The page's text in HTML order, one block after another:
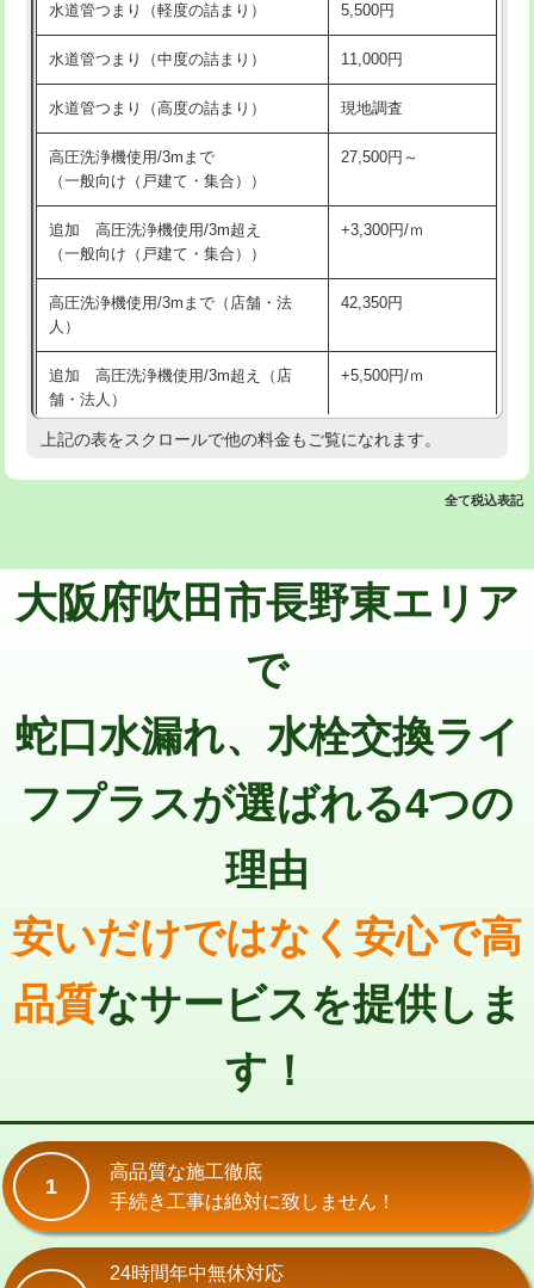
洗面台設置 38,500円
化粧台設置 22,000円
追加人工 16,500円
廃棄・処分 現場見積
※給水管工事は20mmまでの価格です。
交換・取付(排水栓・排水トラップ
22,000円+材料費
持込商品取付（混合水栓）
持込商品取付（浄水器・分岐水栓） 16,500円
業）
排水管工事（追加 排水管工事/3ｍ超
え）
マス交換（土の掘削・埋め戻し作業） 11,000円~
マス交換（深さ50㎝以上） 66,000円
コンクリート斫り（厚さ10㎝超え）
モルタル補修（厚さ10㎝まで） 27,500円
モルタル補修（厚さ10㎝超え）
追加人工 16,500円
水道管つまり（軽度の詰まり） 5,500円
水道管つまり（中度の詰まり） 11,000円
水道管つまり（高度の詰まり） 現地調査
高圧洗浄機使用/3mまで
（一般向け（戸建て・集合））
27,500円～
追加 高圧洗浄機使用/3m超え
（一般向け（戸建て・集合））
+3,300円/ｍ
高圧洗浄機使用/3mまで（店舗・法
人）
42,350円
追加 高圧洗浄機使用/3m超え（店
舗・法人）
+5,500円/ｍ
高度高圧洗浄換 現地調査
追加トーラー機使用/3m超え +3,300円
止水・漏水調査・防水処理・清掃・修
11,000円
止水・漏水調査・防水処理・清掃・修
22,000円
止水・漏水調査・防水処理・清掃・修
その他部品の脱着 8,800円～
交換・取付（タンク） 22,000円+材料費
交換・取付(単水栓（壁付・デッキ
式・ワンホール）)
交換・取付(排水栓・排水トラップ
（P/S/ポップアップ））
22,000円+材料費
交換・取付（その他部品）
上記の表をスクロールで他の料金もご覧になれます。
全て税込表記
大阪府吹田市長野東エリア
で
蛇口水漏れ、水栓交換ライ
フプラスが選ばれる4つの
理由
安いだけではなく安心で高
品質なサービスを提供しま
す！
1
高品質な施工徹底
手続き工事は絶対に致しません！
24時間年中無休対応